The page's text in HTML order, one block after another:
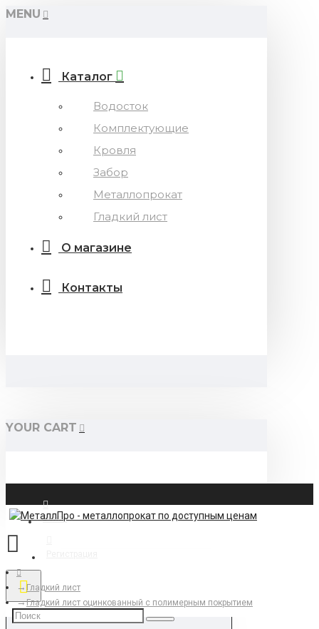
MENU
Каталог
Водосток
Комплектующие
Кровля
Забор
Металлопрокат
Гладкий лист
О магазине
Контакты
YOUR CART
Войти
Гладкий лист
Гладкий лист оцинкованный с полимерным покрытием